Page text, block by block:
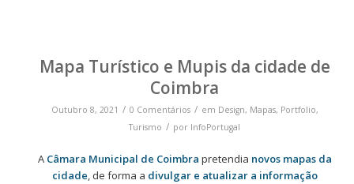
Mapa Turístico e Mupis da cidade de
Coimbra
Outubro 8, 2021 / 0 Comentários / em Design, Mapas, Portfolio,
Turismo / por InfoPortugal
A Câmara Municipal de Coimbra pretendia novos mapas da
cidade, de forma a divulgar e atualizar a informação